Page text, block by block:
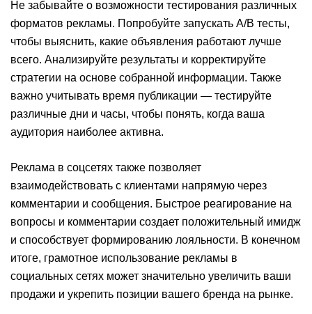
Не забывайте о возможности тестирования различных
форматов рекламы. Попробуйте запускать A/B тесты,
чтобы выяснить, какие объявления работают лучше
всего. Анализируйте результаты и корректируйте
стратегии на основе собранной информации. Также
важно учитывать время публикации — тестируйте
различные дни и часы, чтобы понять, когда ваша
аудитория наиболее активна.
Реклама в соцсетях также позволяет
взаимодействовать с клиентами напрямую через
комментарии и сообщения. Быстрое реагирование на
вопросы и комментарии создает положительный имидж
и способствует формированию лояльности. В конечном
итоге, грамотное использование рекламы в
социальных сетях может значительно увеличить ваши
продажи и укрепить позиции вашего бренда на рынке.